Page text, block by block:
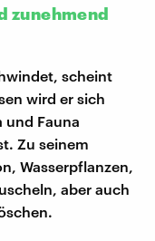
zunehmend
scheint
wird er sich
und Fauna
Zu seinem
Wasserpflanzen,
aber auch